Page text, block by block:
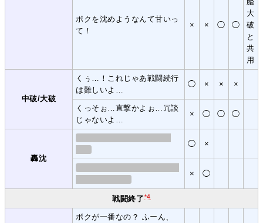
ボクを沈めようなんて甘いっ
て！
× × ◯ ◯
大
破
と
共
用
中破/大破
くぅ…！これじゃあ戦闘続行
は難しいよ…
◯ × × ×
くっそぉ…直撃かよぉ…冗談
じゃないよ…
× ◯ ◯ ◯
轟沈
◯ ×
× ◯
戦闘終了*4
ボクが一番なの？ ふーん、